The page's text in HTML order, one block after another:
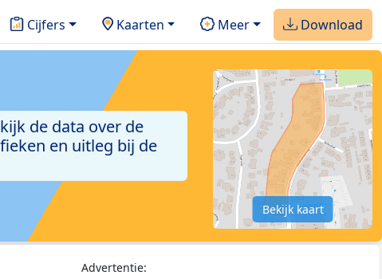
Cijfers Kaarten Meer Download
de data over de
en uitleg bij de
Bekijk kaart
Advertentie: